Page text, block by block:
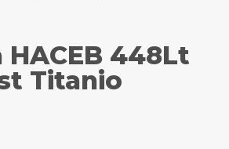
HACEB 448Lt
Titanio